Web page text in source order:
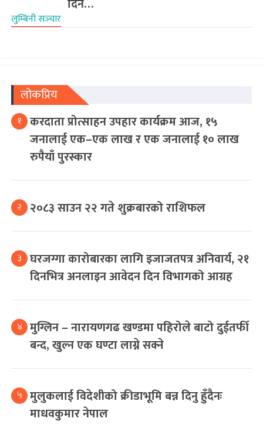
दिन…
लुम्बिनी सञ्‍चार
लोकप्रिय
१ करदाता प्रोत्साहन उपहार कार्यक्रम आज, १५
जनालाई एक–एक लाख र एक जनालाई १० लाख
रुपैयाँ पुरस्कार
२ २०८३ साउन २२ गते शुक्रबारको राशिफल
३ घरजग्गा कारोबारका लागि इजाजतपत्र अनिवार्य, २१
दिनभित्र अनलाइन आवेदन दिन विभागको आग्रह
४ मुग्लिन – नारायणगढ खण्डमा पहिरोले बाटो दुईतर्फी
बन्द, खुल्न एक घण्टा लाग्ने सक्ने
५ मुलुकलाई विदेशीको क्रीडाभूमि बन्न दिनु हुँदैनः
माधवकुमार नेपाल